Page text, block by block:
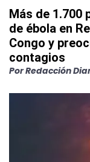
Más de 1.700
de ébola en
Congo y
contagios
PorRedacción